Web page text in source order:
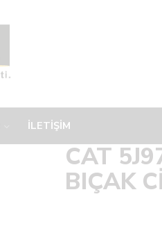
İLETİŞİM
CAT
BIÇAK